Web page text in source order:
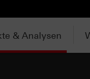
& Analysen